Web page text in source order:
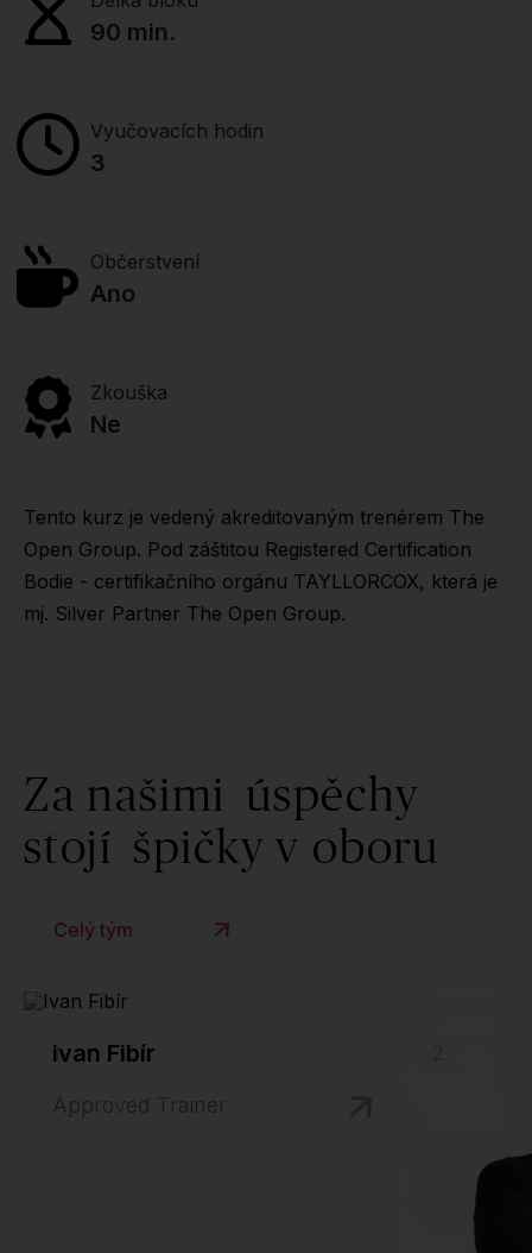
90 min.
Vyučovacích hodin
3
Občerstvení
Ano
Zkouška
Ne
Tento kurz je vedený akreditovaným trenérem The
Open Group. Pod záštitou Registered Certification
Bodie - certifikačního orgánu TAYLLORCOX, která je
mj. Silver Partner The Open Group.
Za našimi úspěchy
stojí špičky v oboru
Celý tým
1
Ivan Fibír
Approved Trainer